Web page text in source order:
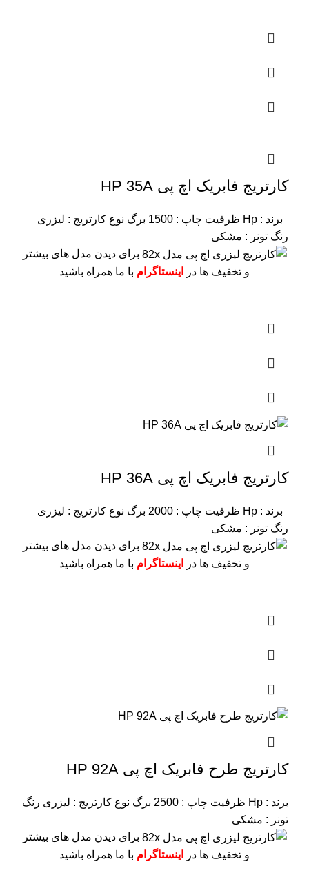
کارتریج فابریک اچ پی HP 35A
برند : Hp ظرفیت چاپ : 1500 برگ
نوع کارتریج : لیزری
رنگ تونر : مشکی
برای دیدن مدل های بیشتر
و تخفیف ها در
اینستاگرام با ما همراه باشید
کارتریج فابریک اچ پی HP 36A
برند : Hp ظرفیت چاپ : 2000 برگ
نوع کارتریج : لیزری
رنگ تونر : مشکی
برای دیدن مدل های بیشتر
و تخفیف ها در
اینستاگرام با ما همراه باشید
کارتریج طرح فابریک اچ پی HP 92A
برند : Hp ظرفیت چاپ : 2500 برگ نوع کارتریج : لیزری رنگ
تونر : مشکی
برای دیدن مدل های بیشتر
و تخفیف ها در
اینستاگرام با ما همراه باشید